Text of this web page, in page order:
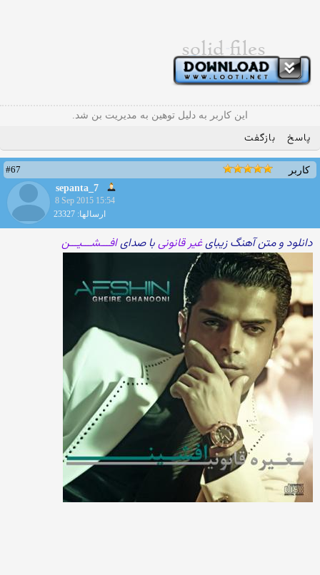
این کاربر به دلیل توهین به مدیریت بن شد.
پاسخ بازگفت
کاربر
#67
sepanta_7
8 Sep 2015 15:54
ارسالها: 23327
دانلود و متن آهنگ زیبایغیر قانونیبا صدایافـــشـــیـــن